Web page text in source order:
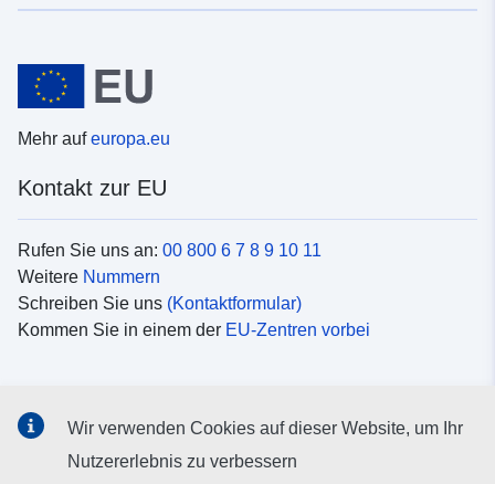
Mehr aufeuropa.eu
Kontakt zur EU
Rufen Sie uns an: 00 800 6 7 8 9 10 11
Weitere Nummern
Schreiben Sie uns (Kontaktformular)
Kommen Sie in einem der EU-Zentren vorbei
Suche nach EUSocial-Media-Kanäle
Wir verwenden Cookies auf dieser Website, um Ihr
Nutzererlebnis zu verbessern